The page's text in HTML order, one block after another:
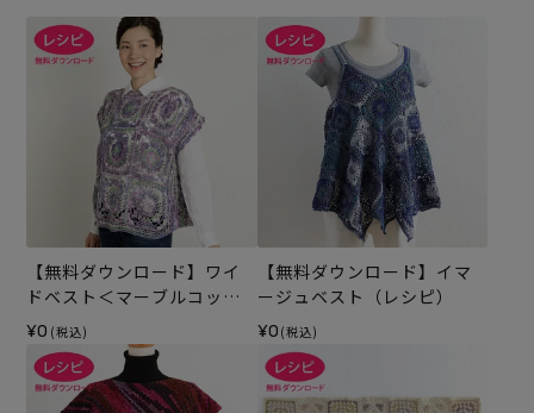
【無料ダウンロード】ワイ
ドベスト＜マーブルコット
ン＞（レシピ）
¥0 (税込)
【無料ダウンロード】イマ
ージュベスト（レシピ）
¥0 (税込)